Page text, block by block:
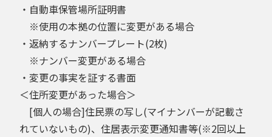
・自動車保管場所証明書
※使用の本拠の位置に変更がある場合
・返納するナンバープレート(2枚)
※ナンバー変更がある場合
・変更の事実を証する書面
＜住所変更があった場合＞
[個人の場合]住民票の写し(マイナンバーが記載さ
れていないもの)、住居表示変更通知書等(※2回以上